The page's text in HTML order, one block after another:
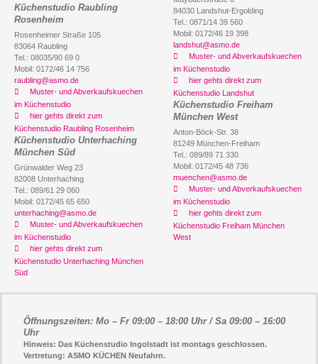
Küchenstudio Raubling
Rosenheim
Rosenheimer Straße 105
83064 Raubling
Tel.: 08035/90 69 0
Mobil: 0172/46 14 756
raubling@asmo.de
Muster- und Abverkaufskuechen
im Küchenstudio
hier gehts direkt zum
Küchenstudio Raubling Rosenheim
Küchenstudio Unterhaching
München Süd
Grünwalder Weg 23
82008 Unterhaching
Tel.: 089/61 29 060
Mobil: 0172/45 65 650
unterhaching@asmo.de
Muster- und Abverkaufskuechen
im Küchenstudio
hier gehts direkt zum
Küchenstudio Unterhaching München
Süd
84030 Landshut-Ergolding
Tel.: 0871/14 39 560
Mobil: 0172/46 19 398
landshut@asmo.de
Muster- und Abverkaufskuechen
im Küchenstudio
hier gehts direkt zum
Küchenstudio Landshut
Küchenstudio Freiham
München West
Anton-Böck-Str. 38
81249 München-Freiham
Tel.: 089/89 71 330
Mobil: 0172/45 48 736
muenchen@asmo.de
Muster- und Abverkaufskuechen
im Küchenstudio
hier gehts direkt zum
Küchenstudio Freiham München
West
Öffnungszeiten: Mo – Fr 09:00 – 18:00 Uhr / Sa 09:00 – 16:00
Uhr
Hinweis: Das Küchenstudio Ingolstadt ist montags geschlossen.
Vertretung: ASMO KÜCHEN Neufahrn.